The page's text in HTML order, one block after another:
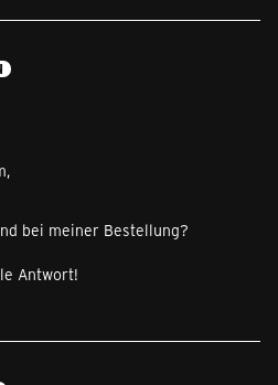
bei meiner Bestellung?
Antwort!